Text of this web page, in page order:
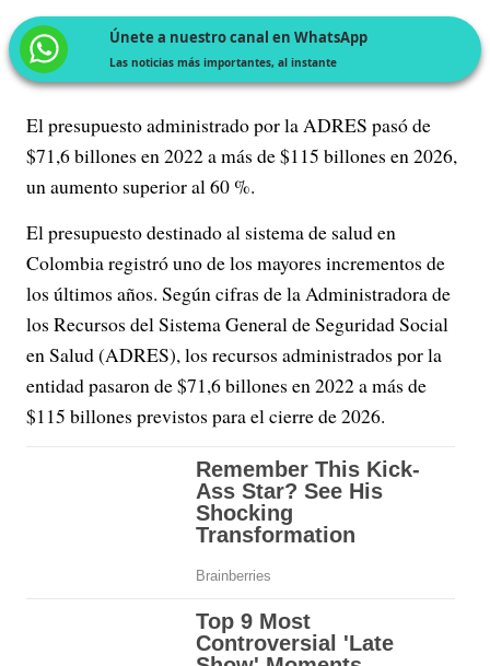
Únete a nuestro canal en WhatsApp
Las noticias más importantes, al instante
El presupuesto administrado por la ADRES pasó de
$71,6 billones en 2022 a más de $115 billones en 2026,
un aumento superior al 60 %.
El presupuesto destinado al sistema de salud en
Colombia registró uno de los mayores incrementos de
los últimos años. Según cifras de la Administradora de
los Recursos del Sistema General de Seguridad Social
en Salud (ADRES), los recursos administrados por la
entidad pasaron de $71,6 billones en 2022 a más de
$115 billones previstos para el cierre de 2026.